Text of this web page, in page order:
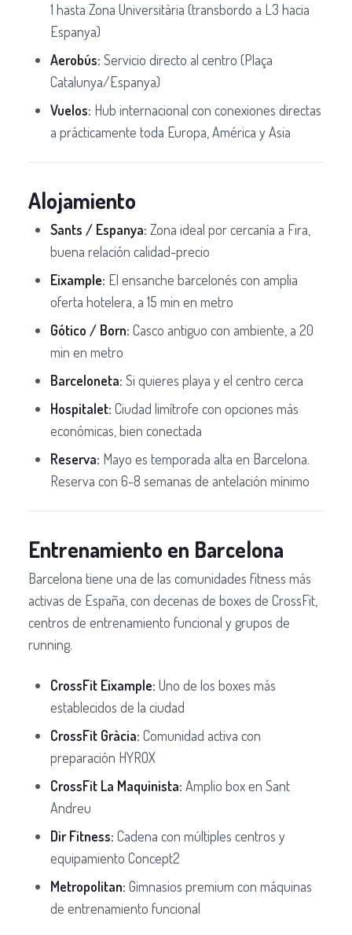
1 hasta Zona Universitària (transbordo a L3 hacia
Espanya)
Aerobús: Servicio directo al centro (Plaça
Catalunya/Espanya)
Vuelos: Hub internacional con conexiones directas
a prácticamente toda Europa, América y Asia
Alojamiento
Sants / Espanya: Zona ideal por cercanía a Fira,
buena relación calidad-precio
Eixample: El ensanche barcelonés con amplia
oferta hotelera, a 15 min en metro
Gótico / Born: Casco antiguo con ambiente, a 20
min en metro
Barceloneta: Si quieres playa y el centro cerca
Hospitalet: Ciudad limítrofe con opciones más
económicas, bien conectada
Reserva: Mayo es temporada alta en Barcelona.
Reserva con 6-8 semanas de antelación mínimo
Entrenamiento en Barcelona
Barcelona tiene una de las comunidades fitness más
activas de España, con decenas de boxes de CrossFit,
centros de entrenamiento funcional y grupos de
running.
CrossFit Eixample: Uno de los boxes más
establecidos de la ciudad
CrossFit Gràcia: Comunidad activa con
preparación HYROX
CrossFit La Maquinista: Amplio box en Sant
Andreu
Dir Fitness: Cadena con múltiples centros y
equipamiento Concept2
Metropolitan: Gimnasios premium con máquinas
de entrenamiento funcional